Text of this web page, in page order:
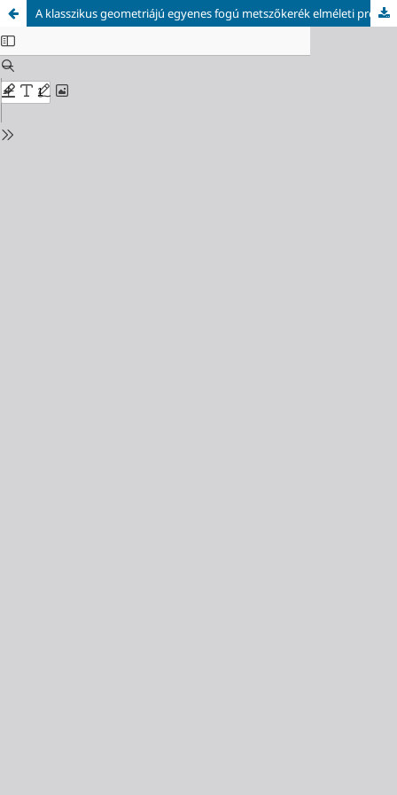
A klasszikus geometriájú egyenes fogú metszőkerék elméleti profilhibájának transzponációja a gyártott fogaskerékre